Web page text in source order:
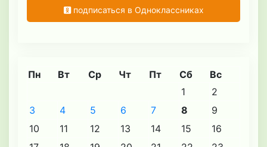
подписаться в Одноклассниках
Пн Вт Ср Чт Пт Сб Вс
1
2
3
4 5 6 7 8
9
10
11 12 13 14 15
16